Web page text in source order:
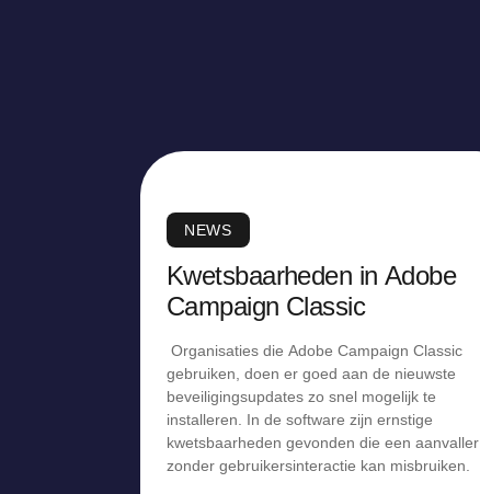
NEWS
Kwetsbaarheden in Adobe
Campaign Classic
Organisaties die Adobe Campaign Classic
gebruiken, doen er goed aan de nieuwste
beveiligingsupdates zo snel mogelijk te
installeren. In de software zijn ernstige
kwetsbaarheden gevonden die een aanvaller
zonder gebruikersinteractie kan misbruiken.